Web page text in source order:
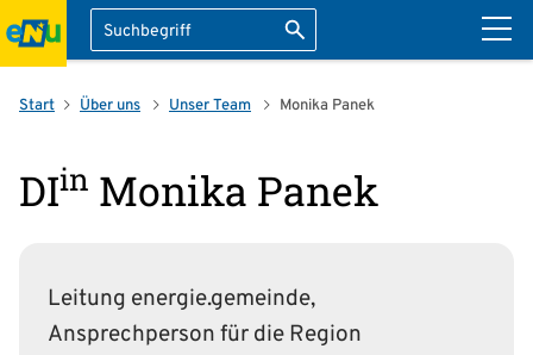
Suche Suche starten
überspringen
Start Über uns Unser Team Monika Panek
DIin Monika Panek
Leitung energie.gemeinde,
Ansprechperson für die Region